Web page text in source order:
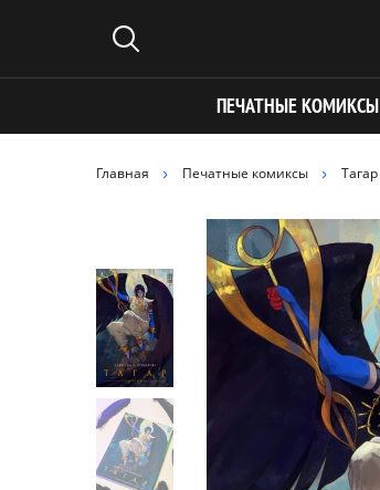
ПЕЧАТНЫЕ КОМИКСЫ
Главная Печатные комиксы Тагар